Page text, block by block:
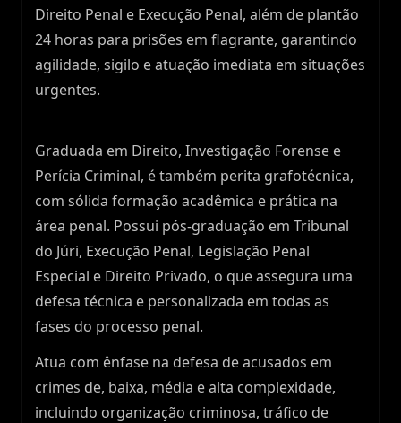
Direito Penal e Execução Penal, além de plantão
24 horas para prisões em flagrante, garantindo
agilidade, sigilo e atuação imediata em situações
urgentes.
Graduada em Direito, Investigação Forense e
Perícia Criminal, é também perita grafotécnica,
com sólida formação acadêmica e prática na
área penal. Possui pós-graduação em Tribunal
do Júri, Execução Penal, Legislação Penal
Especial e Direito Privado, o que assegura uma
defesa técnica e personalizada em todas as
fases do processo penal.
Atua com ênfase na defesa de acusados em
crimes de, baixa, média e alta complexidade,
incluindo organização criminosa, tráfico de